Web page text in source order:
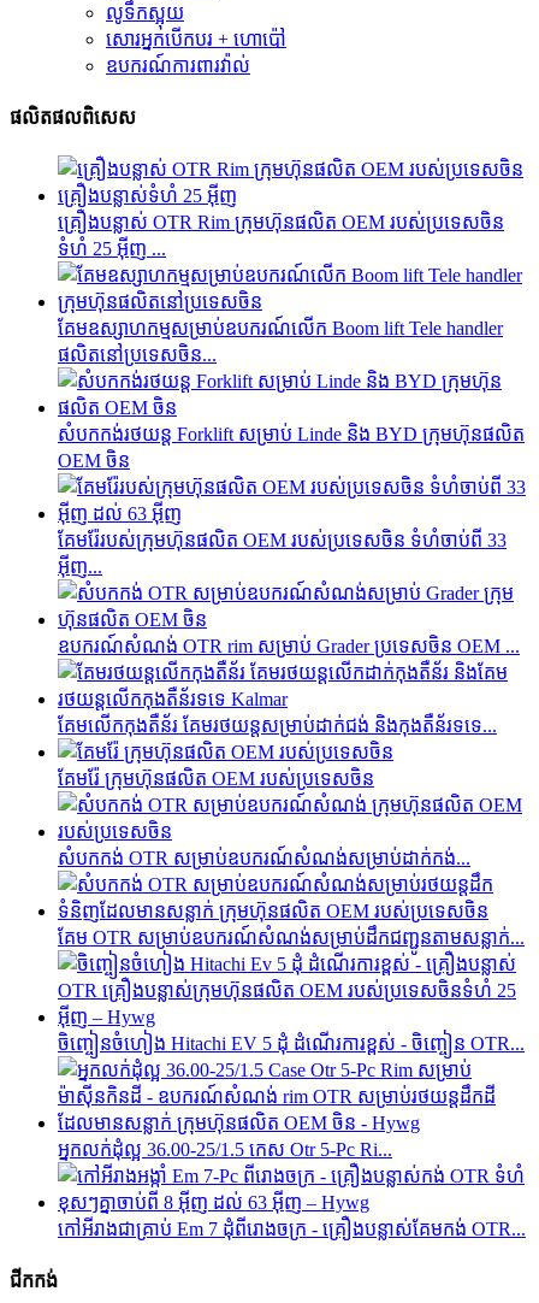
លូទឹកស្អុយ
សោរអ្នកបើកបរ + ហោប៉ៅ
ឧបករណ៍ការពារវ៉ាល់
ផលិតផលពិសេស
គ្រឿងបន្លាស់ OTR Rim ក្រុមហ៊ុនផលិត OEM របស់ប្រទេសចិន
ទំហំ 25 អ៊ីញ ...
គែមឧស្សាហកម្មសម្រាប់ឧបករណ៍លើក Boom lift Tele handler
ផលិតនៅប្រទេសចិន...
សំបកកង់រថយន្ត Forklift សម្រាប់ Linde និង BYD ក្រុមហ៊ុនផលិត
OEM ចិន
គែម​រ៉ែ​របស់​ក្រុមហ៊ុន​ផលិត OEM របស់​ប្រទេស​ចិន ទំហំ​ចាប់ពី 33
អ៊ីញ...
ឧបករណ៍សំណង់ OTR rim សម្រាប់ Grader ប្រទេសចិន OEM ...
គែមលើកកុងតឺន័រ គែមរថយន្តសម្រាប់ដាក់ជង់ និងកុងតឺន័រទទេ...
គែមរ៉ែ ក្រុមហ៊ុនផលិត OEM របស់ប្រទេសចិន
សំបកកង់ OTR សម្រាប់ឧបករណ៍សំណង់សម្រាប់ដាក់កង់...
គែម OTR សម្រាប់ឧបករណ៍សំណង់សម្រាប់ដឹកជញ្ជូនតាមសន្លាក់...
ចិញ្ចៀនចំហៀង Hitachi EV 5 ដុំ ដំណើរការខ្ពស់ - ចិញ្ចៀន OTR...
អ្នកលក់ដុំល្អ 36.00-25/1.5 កេស Otr 5-Pc Ri...
កៅអី​រាង​ជា​គ្រាប់ Em 7 ដុំ​ពី​រោងចក្រ - គ្រឿងបន្លាស់​គែម​កង់ OTR...
ជីក​កង់